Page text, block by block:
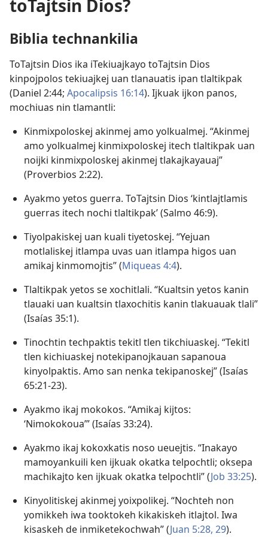
toTajtsin Dios?
Biblia technankilia
ToTajtsin Dios ika iTekiuajkayo toTajtsin Dios
kinpojpolos tekiuajkej uan tlanauatis ipan tlaltikpak
(Daniel 2:44; Apocalipsis 16:14). Ijkuak ijkon panos,
mochiuas nin tlamantli:
Kinmixpoloskej akinmej amo yolkualmej. “Akinmej
amo yolkualmej kinmixpoloskej itech tlaltikpak uan
noijki kinmixpoloskej akinmej tlakajkayauaj”
(Proverbios 2:22).
Ayakmo yetos guerra. ToTajtsin Dios ‘kintlajtlamis
guerras itech nochi tlaltikpak’ (Salmo 46:9).
Tiyolpakiskej uan kuali tiyetoskej. “Yejuan
motlaliskej itlampa uvas uan itlampa higos uan
amikaj kinmomojtis” (Miqueas 4:4).
Tlaltikpak yetos se xochitlali. “Kualtsin yetos kanin
tlauaki uan kualtsin tlaxochitis kanin tlakuauak tlali”
(Isaías 35:1).
Tinochtin techpaktis tekitl tlen tikchiuaskej. “Tekitl
tlen kichiuaskej notekipanojkauan sapanoua
kinyolpaktis. Amo san nenka tekipanoskej” (Isaías
65:21-23).
Ayakmo ikaj mokokos. “Amikaj kijtos:
‘Nimokokoua’” (Isaías 33:24).
Ayakmo ikaj kokoxkatis noso ueuejtis. “Inakayo
mamoyankuili ken ijkuak okatka telpochtli; oksepa
machikajto ken ijkuak okatka telpochtli” (Job 33:25).
Kinyolitiskej akinmej yoixpolikej. “Nochteh non
yomikkeh iwa tooktokeh kikakiskeh itlajtol. Iwa
kisaskeh de inmiketekochwah” (Juan 5:28, 29).